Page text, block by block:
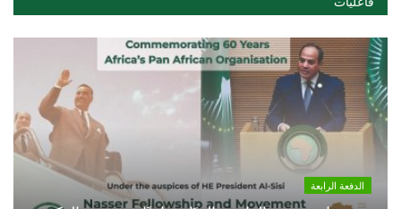
الدفعة الرابعة